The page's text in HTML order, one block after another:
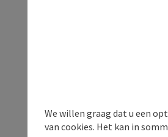
We willen graag dat u een
van cookies. Het kan in